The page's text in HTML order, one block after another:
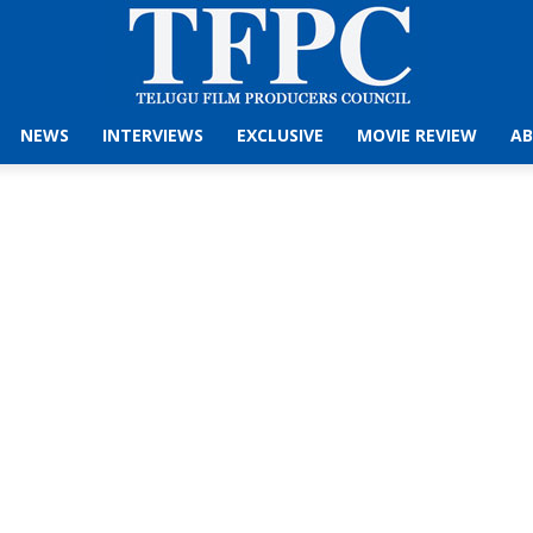
NEWS INTERVIEWS EXCLUSIVE MOVIE REVIEW